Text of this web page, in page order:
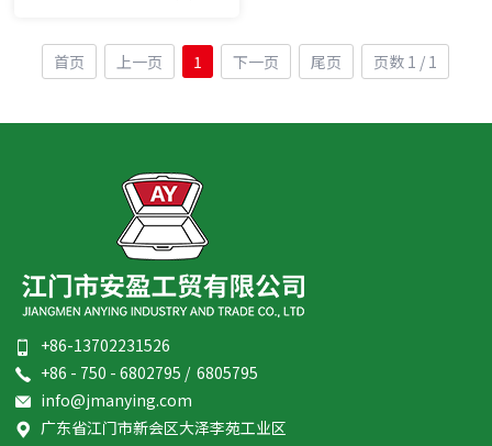
首页 上一页 1 下一页 尾页 页数 1 / 1
+86-13702231526
+86 - 750 - 6802795 / 6805795
info@jmanying.com
广东省江门市新会区大泽李苑工业区